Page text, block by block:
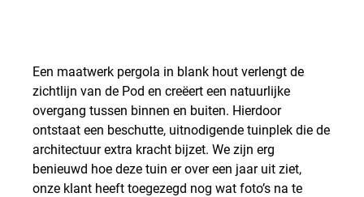
Een maatwerk pergola in blank hout verlengt de
zichtlijn van de Pod en creëert een natuurlijke
overgang tussen binnen en buiten. Hierdoor
ontstaat een beschutte, uitnodigende tuinplek die de
architectuur extra kracht bijzet. We zijn erg
benieuwd hoe deze tuin er over een jaar uit ziet,
onze klant heeft toegezegd nog wat foto’s na te